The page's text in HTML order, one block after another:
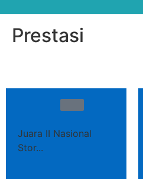
Prestasi
Juara II Nasional
Stor...